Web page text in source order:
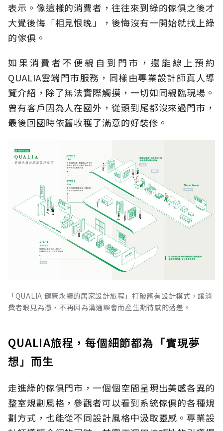
表示。像這樣的消費者，往往來到綠的傢俱之後才
大覺後悔「相見恨晚」，後悔沒有一開始就找上綠
的傢俱。
如果消費者不便親自到門市，還能線上預約
QUALIA雲端門市服務，同樣由專業設計師真人導
覽介紹，除了無法實際觸摸，一切如同親臨現場。
曾有客戶因為人在國外，從頭到尾都沒來過門市，
最後回國時依舊收穫了滿意的好裝修。
「QUALIA 健康永續的居家設計旅程」打破舊有設計模式，讓消
費者眼見為憑，不再因為溝通誤會而產生期待感的落差。
QUALIA旅程，每個細節都為「實現夢
想」而生
走進綠的傢俱門市，一個個空間呈現出美感各異的
整室規劃風格，參觀者可以看到系統傢俱的各種規
劃方式，也能從不同設計風格中汲取靈感。專業設